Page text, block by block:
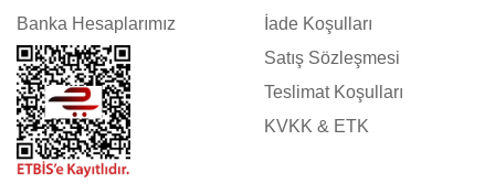
Banka Hesaplarımız
İade Koşulları
Satış Sözleşmesi
Teslimat Koşulları
KVKK & ETK